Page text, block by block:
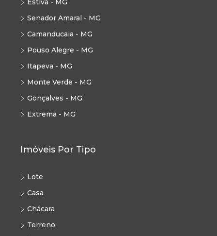
Estiva - MG
Senador Amaral - MG
Camanducaia - MG
Pouso Alegre - MG
Itapeva - MG
Monte Verde - MG
Gonçalves - MG
Extrema - MG
Imóveis Por Tipo
Lote
Casa
Chácara
Terreno